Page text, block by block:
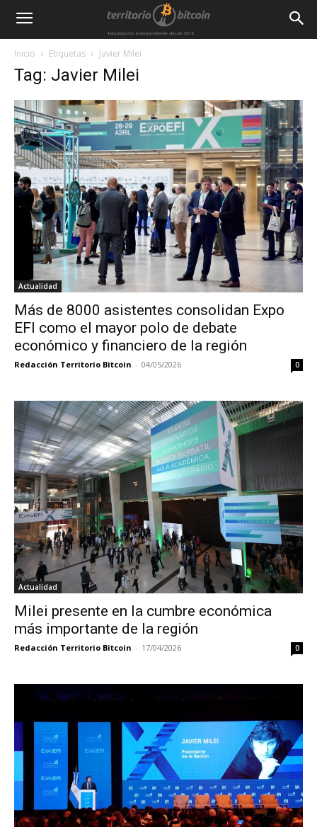
Inicio Etiquetas Javier Milei
Tag: Javier Milei
Actualidad
Más de 8000 asistentes consolidan Expo
EFI como el mayor polo de debate
económico y financiero de la región
Redacción Territorio Bitcoin - 04/05/2026 0
Actualidad
Milei presente en la cumbre económica
más importante de la región
Redacción Territorio Bitcoin - 17/04/2026 0